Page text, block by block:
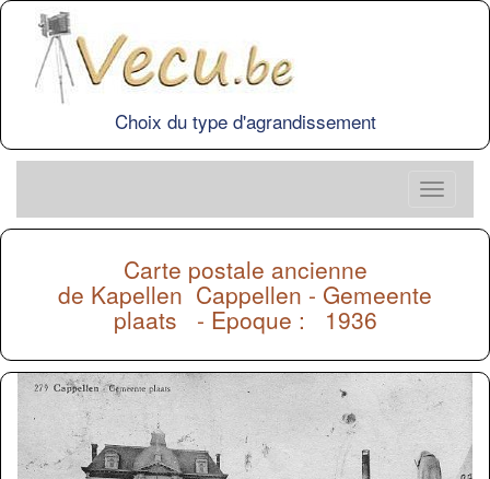
Choix du type d'agrandissement
Carte postale ancienne
de KapellenCappellen - Gemeente
plaats - Epoque : 1936